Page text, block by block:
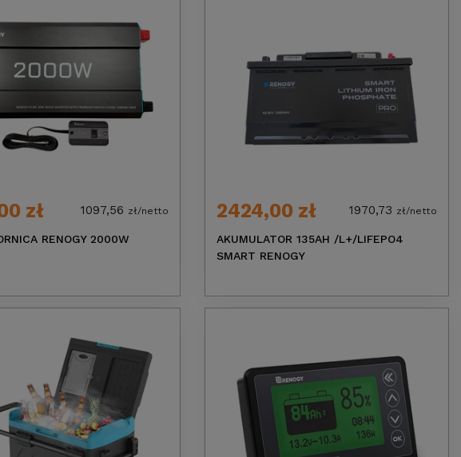
zł 1097,56 zł/netto
RENOGY 2000W
2424,00 zł 1970,73 zł/netto
AKUMULATOR 135AH /L+/LIFEPO4
SMART RENOGY